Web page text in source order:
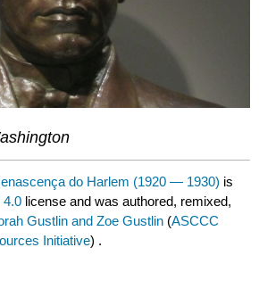
do Harlem (1920 — 1930) is
4.0 license and was authored, remixed,
Gustlin and Zoe Gustlin (ASCCC
Initiative) .